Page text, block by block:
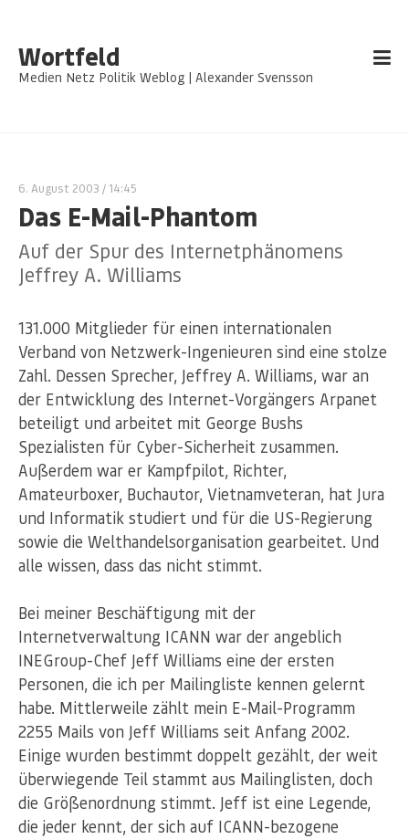
Wortfeld
Medien Netz Politik Weblog | Alexander Svensson
6. August 2003 / 14:45
Das E-Mail-Phantom
Auf der Spur des Internetphänomens
Jeffrey A. Williams
131.000 Mitglieder für einen internationalen
Verband von Netzwerk-Ingenieuren sind eine stolze
Zahl. Dessen Sprecher, Jeffrey A. Williams, war an
der Entwicklung des Internet-Vorgängers Arpanet
beteiligt und arbeitet mit George Bushs
Spezialisten für Cyber-Sicherheit zusammen.
Außerdem war er Kampfpilot, Richter,
Amateurboxer, Buchautor, Vietnamveteran, hat Jura
und Informatik studiert und für die US-Regierung
sowie die Welthandelsorganisation gearbeitet. Und
alle wissen, dass das nicht stimmt.
Bei meiner Beschäftigung mit der
Internetverwaltung ICANN war der angeblich
INEGroup-Chef Jeff Williams eine der ersten
Personen, die ich per Mailingliste kennen gelernt
habe. Mittlerweile zählt mein E-Mail-Programm
2255 Mails von Jeff Williams seit Anfang 2002.
Einige wurden bestimmt doppelt gezählt, der weit
überwiegende Teil stammt aus Mailinglisten, doch
die Größenordnung stimmt. Jeff ist eine Legende,
die jeder kennt, der sich auf ICANN-bezogene